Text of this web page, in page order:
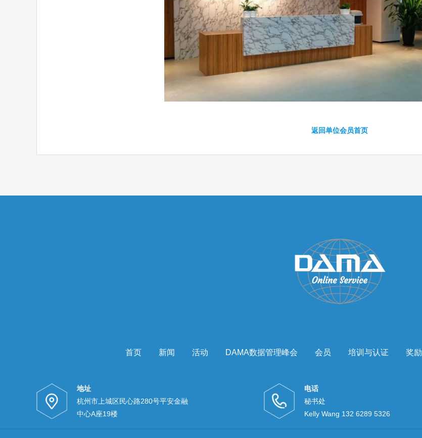
返回单位会员首页
首页 新闻 活动 DAMA数据管理峰会 会员 培训与认证 奖励
地址
杭州市上城区民心路280号平安金融
中心A座19楼
电话
秘书处
Kelly Wang 132 6289 5326